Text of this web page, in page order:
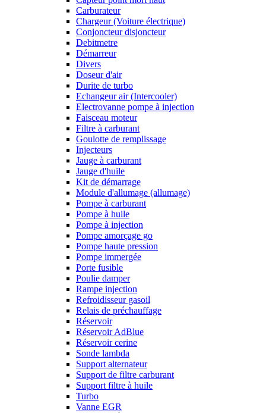
Carburateur
Chargeur (Voiture électrique)
Conjoncteur disjoncteur
Debitmetre
Démarreur
Divers
Doseur d'air
Durite de turbo
Echangeur air (Intercooler)
Electrovanne pompe à injection
Faisceau moteur
Filtre à carburant
Goulotte de remplissage
Injecteurs
Jauge à carburant
Jauge d'huile
Kit de démarrage
Module d'allumage (allumage)
Pompe à carburant
Pompe à huile
Pompe à injection
Pompe amorçage go
Pompe haute pression
Pompe immergée
Porte fusible
Poulie damper
Rampe injection
Refroidisseur gasoil
Relais de préchauffage
Réservoir
Réservoir AdBlue
Réservoir cerine
Sonde lambda
Support alternateur
Support de filtre carburant
Support filtre à huile
Turbo
Vanne EGR